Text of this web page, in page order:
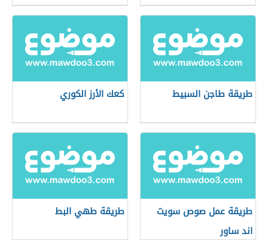
طريقة طاجن السبيط كعك الأرز الكوري
طريقة عمل صوص سويت
اند ساور
طريقة طهي البط